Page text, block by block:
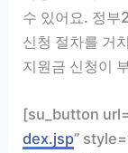
수 있어요. 정부
신청 절차를 거
지원금 신청이
[su_button
dex.jsp”